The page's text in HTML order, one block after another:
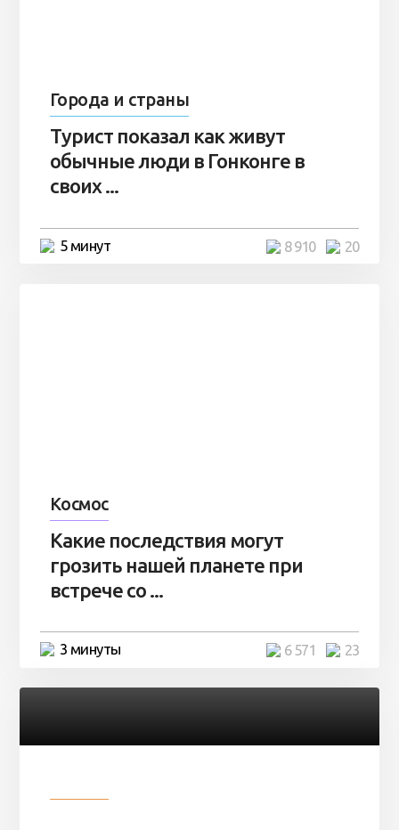
Города и страны
Турист показал как живут
обычные люди в Гонконге в
своих ...
5 минут 20
8 910
Космос
Какие последствия могут
грозить нашей планете при
встрече со ...
3 минуты 23
6 571